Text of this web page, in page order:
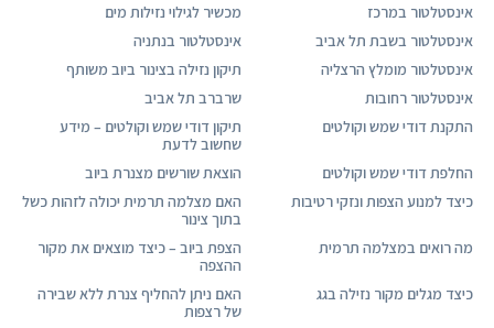
אינסטלטור במרכז
מכשיר לגילוי נזילות מים
אינסטלטור בשבת תל אביב
אינסטלטור בנתניה
אינסטלטור מומלץ הרצליה
תיקון נזילה בצינור ביוב משותף
אינסטלטור רחובות
שרברב תל אביב
התקנת דודי שמש וקולטים
תיקון דודי שמש וקולטים – מידע
שחשוב לדעת
החלפת דודי שמש וקולטים
הוצאת שורשים מצנרת ביוב
כיצד למנוע הצפות ונזקי רטיבות
האם מצלמה תרמית יכולה לזהות כשל
בתוך צינור
מה רואים במצלמה תרמית
הצפת ביוב – כיצד מוצאים את מקור
ההצפה
כיצד מגלים מקור נזילה בגג
האם ניתן להחליף צנרת ללא שבירה
של רצפות